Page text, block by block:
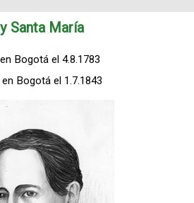
Santa María
Bogotá el 4.8.1783
Bogotá el 1.7.1843